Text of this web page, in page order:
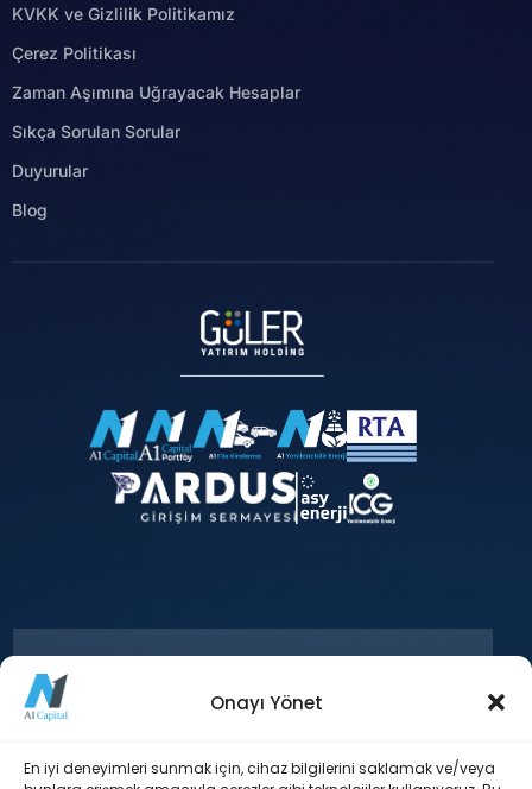
Onayı Yönet
En iyi deneyimleri sunmak için, cihaz bilgilerini saklamak ve/veya
KVKK ve Gizlilik Politikamız
Çerez Politikası
Zaman Aşımına Uğrayacak Hesaplar
Sıkça Sorulan Sorular
Duyurular
Blog
+90 212 371 18 00